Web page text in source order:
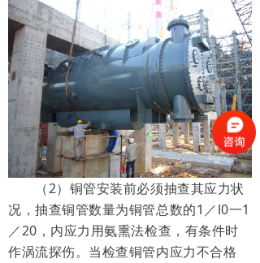
（2）铜管安装前必须抽查其应力状
况，抽查铜管数量为铜管总数的1／l0一1
／20，内应力用氨熏法检查，有条件时
作涡流探伤。当检查铜管内应力不合格